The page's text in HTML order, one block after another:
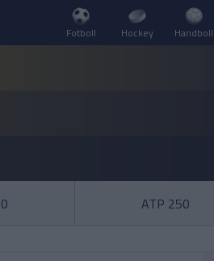
Fotboll Hockey Handboll
ATP 250